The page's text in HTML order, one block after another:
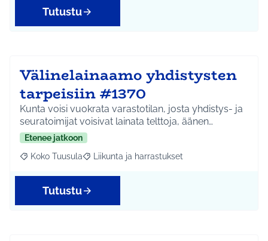
Tutustu
Välinelainaamo yhdistysten
tarpeisiin #1370
Kunta voisi vuokrata varastotilan, josta yhdistys- ja
seuratoimijat voisivat lainata telttoja, äänen…
Etenee jatkoon
Rajaa tulokset aihepiirin mukaan: Koko Tuusula
Koko Tuusula Rajaa tulokset teeman mukaan: Liikunta ja
Liikunta ja harrastukset
Tutustu